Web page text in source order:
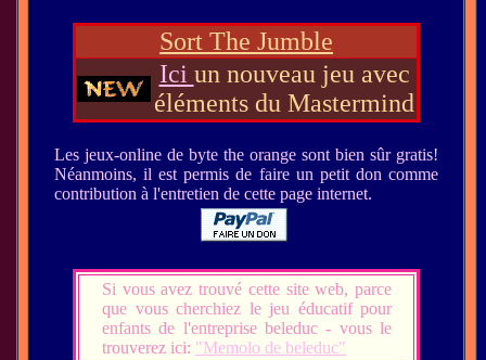
Sort The Jumble
Ici un nouveau jeu avec
éléments du Mastermind
Les jeux-online de byte the orange sont bien sûr gratis!
Néanmoins, il est permis de faire un petit don comme
contribution à l'entretien de cette page internet.
Si vous avez trouvé cette site web, parce
que vous cherchiez le jeu éducatif pour
enfants de l'entreprise beleduc - vous le
trouverez ici: "Memolo de beleduc"